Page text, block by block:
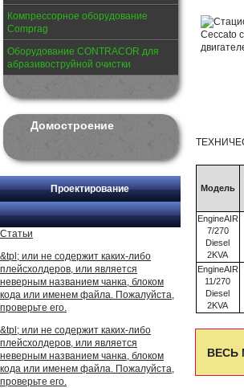
Компрессорное оборудование
Comprag
Оборудование CONTRACOR для
абразивоструйной очистки
Домостроение
Проектирование
Статьи
&tpl; или не содержит каких-либо
плейсхолдеров, или является
неверным названием чанка, блоком
кода или именем файла. Пожалуйста,
проверьте его.
&tpl; или не содержит каких-либо
плейсхолдеров, или является
неверным названием чанка, блоком
кода или именем файла. Пожалуйста,
проверьте его.
Модель
EngineAIR
7/270
Diesel
2KVA
EngineAIR
11/270
Diesel
2KVA
ВЕСЬ